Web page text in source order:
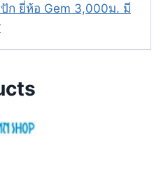
ก ยี่ห้อ Gem 3,000ม. มี